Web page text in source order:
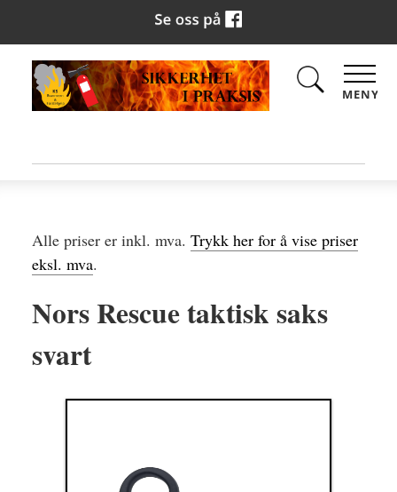
MENY
Alle priser er inkl. mva. Trykk her for å vise priser
eksl. mva.
Nors Rescue taktisk saks
svart